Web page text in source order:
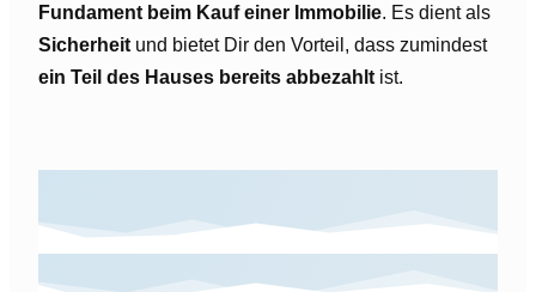
Fundament beim Kauf einer Immobilie. Es dient als
Sicherheit und bietet Dir den Vorteil, dass zumindest
ein Teil des Hauses bereits abbezahlt ist.